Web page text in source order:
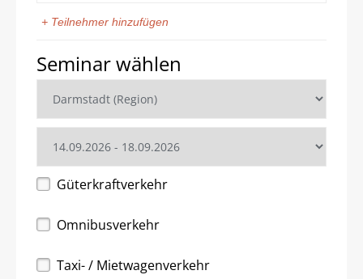
+ Teilnehmer hinzufügen
Seminar wählen
Güterkraftverkehr
Omnibusverkehr
Taxi- / Mietwagenverkehr